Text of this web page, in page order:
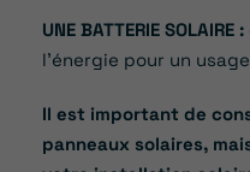
UNE BATTERIE SOLAIRE :
l’énergie pour un
Il est important de
panneaux solaires,